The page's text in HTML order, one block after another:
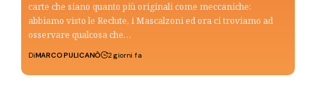
carte che siano quanto più originali come meccaniche:
abbiamo visto le Reclute, i Mascalzoni ed ora ci troviamo ad
osservare qualcosa che…
DiMARCO PULICANÒ 2 giorni fa